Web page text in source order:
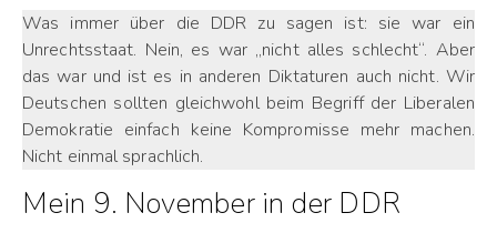
Was immer über die DDR zu sagen ist: sie war ein
Unrechtsstaat. Nein, es war „nicht alles schlecht“. Aber
das war und ist es in anderen Diktaturen auch nicht. Wir
Deutschen sollten gleichwohl beim Begriff der Liberalen
Demokratie einfach keine Kompromisse mehr machen.
Nicht einmal sprachlich.
Mein 9. November in der DDR